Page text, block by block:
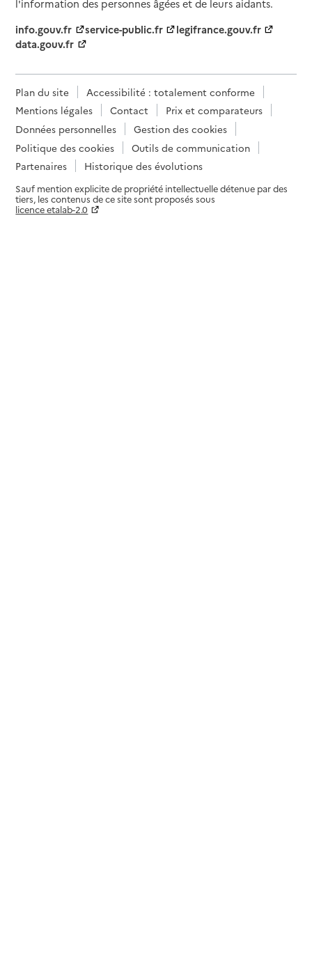
l'information des personnes âgées et de leurs aidants.
info.gouv.fr
service-public.fr
legifrance.gouv.fr
data.gouv.fr
Plan du site
Accessibilité : totalement conforme
Mentions légales
Contact
Prix et comparateurs
Données personnelles
Gestion des cookies
Politique des cookies
Outils de communication
Partenaires
Historique des évolutions
Sauf mention explicite de propriété intellectuelle détenue par des
tiers, les contenus de ce site sont proposés sous
licence etalab-2.0